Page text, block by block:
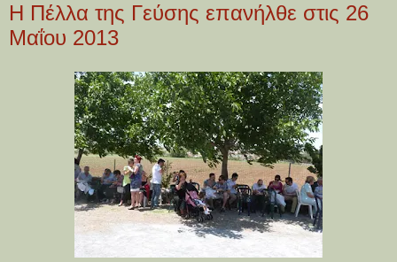
Η Πέλλα της Γεύσης επανήλθε στις 26
Μαΐου 2013